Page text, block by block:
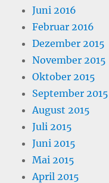
Juni 2016
Februar 2016
Dezember 2015
November 2015
Oktober 2015
September 2015
August 2015
Juli 2015
Juni 2015
Mai 2015
April 2015